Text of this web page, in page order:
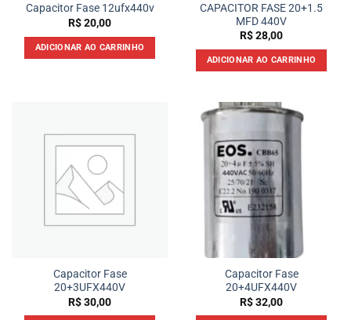
Capacitor Fase 12ufx440v
R$20,00
ADICIONAR AO CARRINHO
CAPACITOR FASE 20+1.5
MFD 440V
R$28,00
ADICIONAR AO CARRINHO
Capacitor Fase
20+3UFX440V
R$30,00
Capacitor Fase
20+4UFX440V
R$32,00